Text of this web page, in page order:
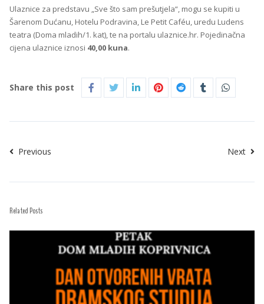
Ulaznice za predstavu „Sve što sam prešutjela“, mogu se kupiti u
Šarenom Dućanu, Hotelu Podravina, Le Petit Caféu, uredu Ludens
teatra (Doma mladih/1. kat), te na portalu ulaznice.hr. Pojedinačna
cijena ulaznice iznosi 40,00 kuna.
Share this post
Previous Next
Related Posts